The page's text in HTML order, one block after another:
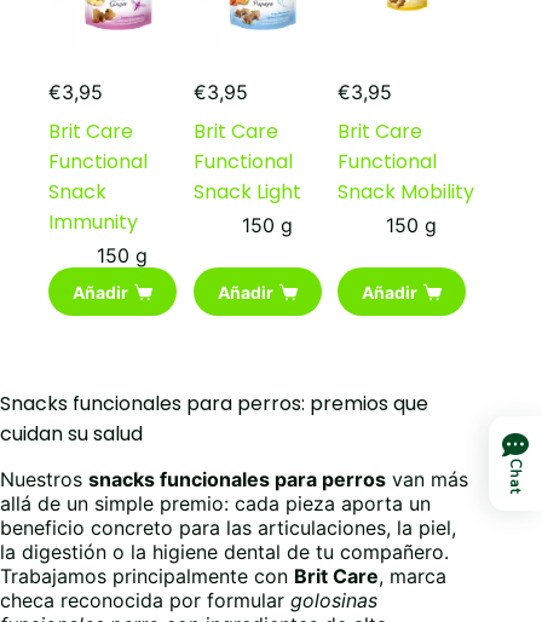
€3,95
Brit Care
Functional
Snack
Immunity
150 g
Añadir
€3,95
Brit Care
Functional
Snack Light
150 g
Añadir
€3,95
Brit Care
Functional
Snack Mobility
150 g
Añadir
Snacks funcionales para perros: premios que
cuidan su salud
Nuestros snacks funcionales para perros van más
allá de un simple premio: cada pieza aporta un
beneficio concreto para las articulaciones, la piel,
la digestión o la higiene dental de tu compañero.
Trabajamos principalmente con Brit Care, marca
checa reconocida por formular golosinas
Chat